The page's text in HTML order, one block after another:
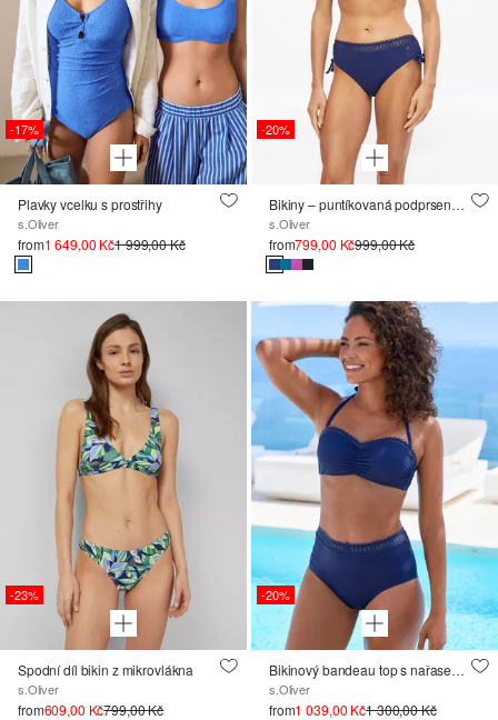
-17%
Plavky vcelku s prostřihy
s.Oliver
from1 649,00 Kč1 999,00 Kč
-20%
Bikiny – puntíkovaná podprsenka s dírkovanou výšivkou
s.Oliver
from799,00 Kč999,00 Kč
-23%
Spodní díl bikin z mikrovlákna
s.Oliver
from609,00 Kč799,00 Kč
-20%
Bikinový bandeau top s nařasením
s.Oliver
from1 039,00 Kč1 300,00 Kč